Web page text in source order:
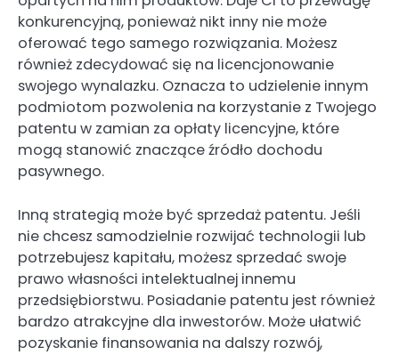
konkurencyjną, ponieważ nikt inny nie może
oferować tego samego rozwiązania. Możesz
również zdecydować się na licencjonowanie
swojego wynalazku. Oznacza to udzielenie innym
podmiotom pozwolenia na korzystanie z Twojego
patentu w zamian za opłaty licencyjne, które
mogą stanowić znaczące źródło dochodu
pasywnego.
Inną strategią może być sprzedaż patentu. Jeśli
nie chcesz samodzielnie rozwijać technologii lub
potrzebujesz kapitału, możesz sprzedać swoje
prawo własności intelektualnej innemu
przedsiębiorstwu. Posiadanie patentu jest również
bardzo atrakcyjne dla inwestorów. Może ułatwić
pozyskanie finansowania na dalszy rozwój,